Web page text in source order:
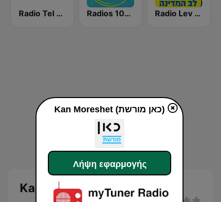
Radio Tel Aviv 102FM (רדיו תל אביב) Radios 100FM (רדיוס) Radio Lev HaMedina 91 FM (לב המדינה)
Kan Moreshet (כאן מורשת)
Kan Moreshet (כאן מורשת)
Λήψη εφαρμογής